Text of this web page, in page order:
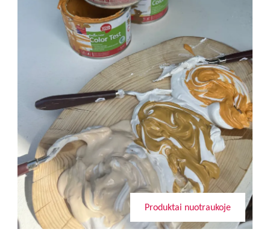
Produktai nuotraukoje